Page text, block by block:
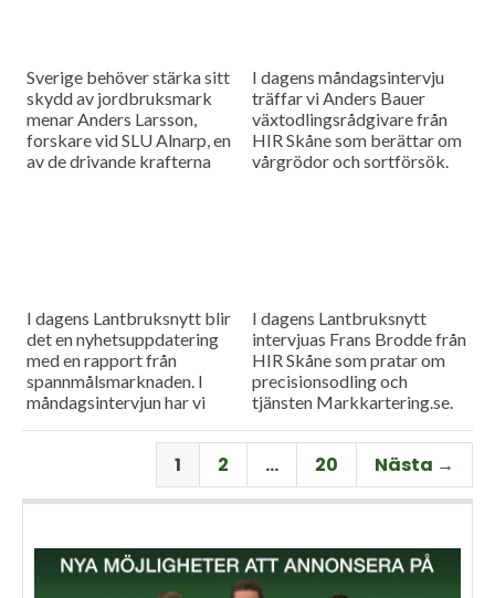
Sverige behöver stärka sitt
skydd av jordbruksmark
menar Anders Larsson,
forskare vid SLU Alnarp, en
av de drivande krafterna
I dagens måndagsintervju
träffar vi Anders Bauer
växtodlingsrådgivare från
HIR Skåne som berättar om
vårgrödor och sortförsök.
I dagens Lantbruksnytt blir
det en nyhetsuppdatering
med en rapport från
spannmålsmarknaden. I
måndagsintervjun har vi
Per Larsson som idag har
rollen som senior advisor på
I dagens Lantbruksnytt
intervjuas Frans Brodde från
HIR Skåne som pratar om
precisionsodling och
tjänsten Markkartering.se.
nyhetsuppdatering med en
rapport från
spannmålsmarknaden.
1 2 … 20 Nästa →